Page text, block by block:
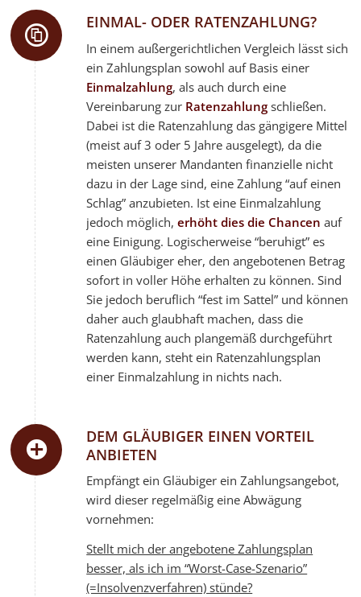
EINMAL- ODER RATENZAHLUNG?
In einem außergerichtlichen Vergleich lässt sich
ein Zahlungsplan sowohl auf Basis einer
Einmalzahlung, als auch durch eine
Vereinbarung zur Ratenzahlung schließen.
Dabei ist die Ratenzahlung das gängigere Mittel
(meist auf 3 oder 5 Jahre ausgelegt), da die
meisten unserer Mandanten finanzielle nicht
dazu in der Lage sind, eine Zahlung “auf einen
Schlag” anzubieten. Ist eine Einmalzahlung
jedoch möglich,erhöht dies die Chancen auf
eine Einigung. Logischerweise “beruhigt” es
einen Gläubiger eher, den angebotenen Betrag
sofort in voller Höhe erhalten zu können. Sind
Sie jedoch beruflich “fest im Sattel” und können
daher auch glaubhaft machen, dass die
Ratenzahlung auch plangemäß durchgeführt
werden kann, steht ein Ratenzahlungsplan
einer Einmalzahlung in nichts nach.
DEM GLÄUBIGER EINEN VORTEIL
ANBIETEN
Empfängt ein Gläubiger ein Zahlungsangebot,
wird dieser regelmäßig eine Abwägung
vornehmen:
Stellt mich der angebotene Zahlungsplan
besser, als ich im “Worst-Case-Szenario”
(=Insolvenzverfahren) stünde?